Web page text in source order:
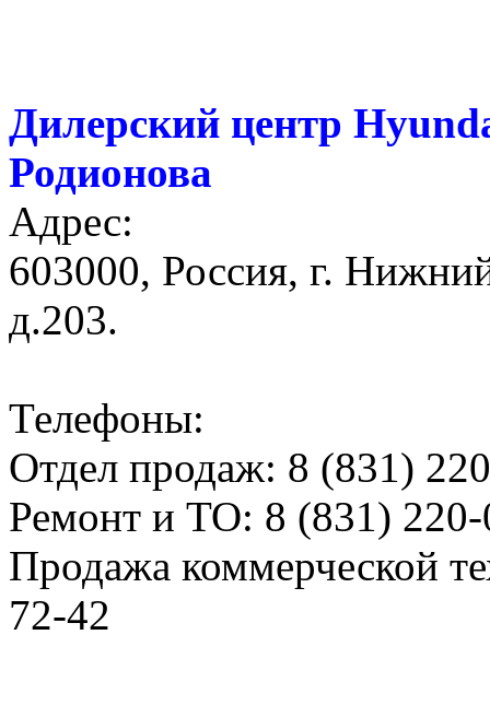
Дилерский центр
Родионова
Адрес:
603000, Россия, г.
д.203.
Телефоны:
Отдел продаж: 8 (831)
Ремонт и ТО: 8 (831)
Продажа коммерческой
72-42